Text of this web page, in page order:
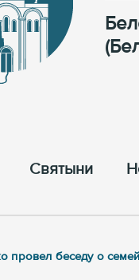
Cвятыни
провел беседу о